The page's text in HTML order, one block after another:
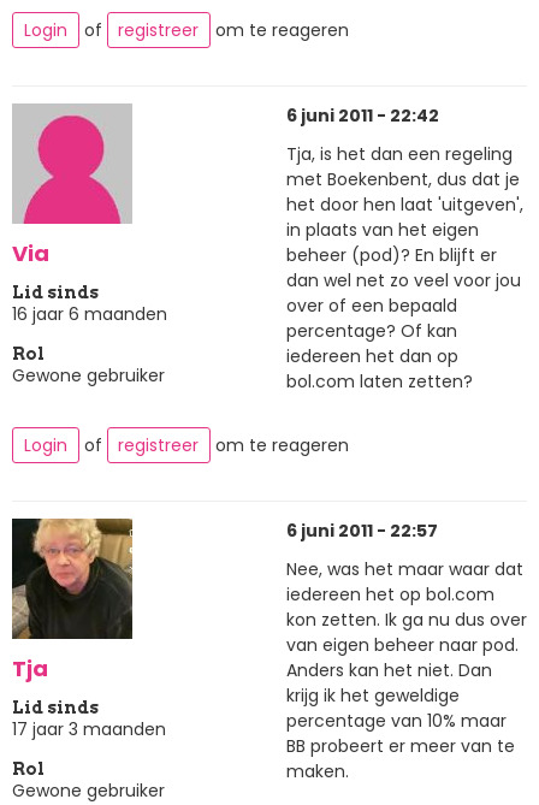
Login
of registreer om te reageren
Via
Lid sinds
16 jaar 6 maanden
Rol
Gewone gebruiker
6 juni 2011 - 22:42
Tja, is het dan een regeling
met Boekenbent, dus dat je
het door hen laat 'uitgeven',
in plaats van het eigen
beheer (pod)? En blijft er
dan wel net zo veel voor jou
over of een bepaald
percentage? Of kan
iedereen het dan op
bol.com laten zetten?
Login of registreer om te reageren
Tja
Lid sinds
17 jaar 3 maanden
Rol
Gewone gebruiker
6 juni 2011 - 22:57
Nee, was het maar waar dat
iedereen het op bol.com
kon zetten. Ik ga nu dus over
van eigen beheer naar pod.
Anders kan het niet. Dan
krijg ik het geweldige
percentage van 10% maar
BB probeert er meer van te
maken.